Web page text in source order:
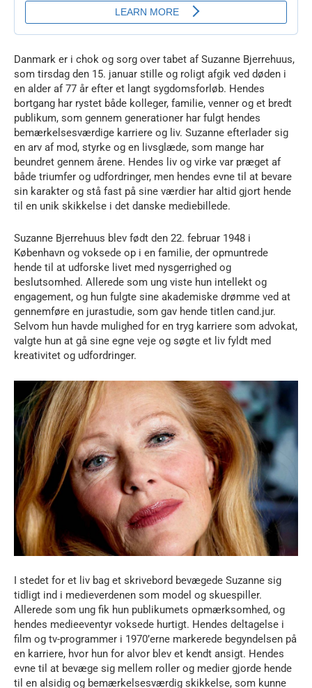
Danmark er i chok og sorg over tabet af Suzanne Bjerrehuus,
som tirsdag den 15. januar stille og roligt afgik ved døden i
en alder af 77 år efter et langt sygdomsforløb. Hendes
bortgang har rystet både kolleger, familie, venner og et bredt
publikum, som gennem generationer har fulgt hendes
bemærkelsesværdige karriere og liv. Suzanne efterlader sig
en arv af mod, styrke og en livsglæde, som mange har
beundret gennem årene. Hendes liv og virke var præget af
både triumfer og udfordringer, men hendes evne til at bevare
sin karakter og stå fast på sine værdier har altid gjort hende
til en unik skikkelse i det danske mediebillede.
Suzanne Bjerrehuus blev født den 22. februar 1948 i
København og voksede op i en familie, der opmuntrede
hende til at udforske livet med nysgerrighed og
beslutsomhed. Allerede som ung viste hun intellekt og
engagement, og hun fulgte sine akademiske drømme ved at
gennemføre en jurastudie, som gav hende titlen cand.jur.
Selvom hun havde mulighed for en tryg karriere som advokat,
valgte hun at gå sine egne veje og søgte et liv fyldt med
kreativitet og udfordringer.
I stedet for et liv bag et skrivebord bevægede Suzanne sig
tidligt ind i medieverdenen som model og skuespiller.
Allerede som ung fik hun publikumets opmærksomhed, og
hendes medieeventyr voksede hurtigt. Hendes deltagelse i
film og tv-programmer i 1970’erne markerede begyndelsen på
en karriere, hvor hun for alvor blev et kendt ansigt. Hendes
evne til at bevæge sig mellem roller og medier gjorde hende
til en alsidig og bemærkelsesværdig skikkelse, som kunne